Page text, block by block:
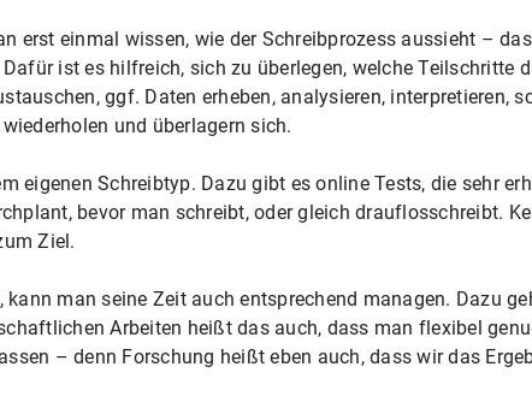
erst einmal wissen, wie der Schreibprozess aussieht –
ist es hilfreich, sich zu überlegen, welche Teilschritte
ggf. Daten erheben, analysieren, interpretieren,
und überlagern sich.
eigenen Schreibtyp. Dazu gibt es online Tests, die sehr
bevor man schreibt, oder gleich drauflosschreibt.
Ziel.
man seine Zeit auch entsprechend managen. Dazu
Arbeiten heißt das auch, dass man flexibel
– denn Forschung heißt eben auch, dass wir das